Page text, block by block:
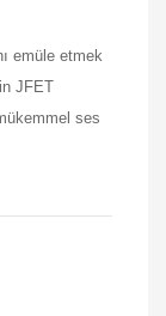
emüle etmek
JFET
ses